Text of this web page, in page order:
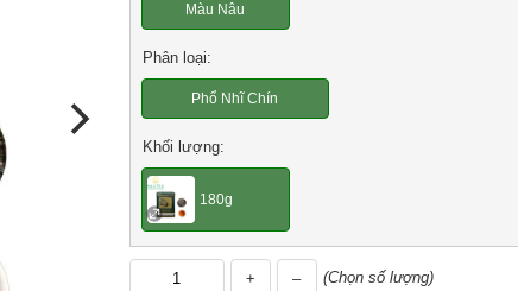
Màu Nâu
Phân loại:
Phổ Nhĩ Chín
Khối lượng:
180g
+ – (Chọn số lượng)